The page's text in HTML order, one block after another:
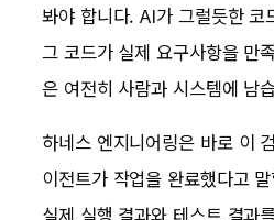
봐야 합니다. AI가 그럴듯한 코
그 코드가 실제 요구사항을 만
은 여전히 사람과 시스템에 남
하네스 엔지니어링은 바로 이
이전트가 작업을 완료했다고
실제 실행 결과와 테스트 결과